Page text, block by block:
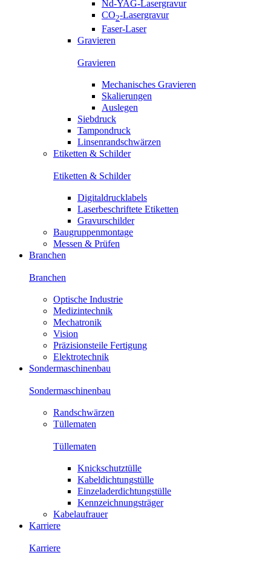
Nd-YAG-Lasergravur
CO2-Lasergravur
Faser-Laser
Gravieren
Gravieren
Mechanisches Gravieren
Skalierungen
Auslegen
Siebdruck
Tampondruck
Linsenrandschwärzen
Etiketten & Schilder
Etiketten & Schilder
Digitaldrucklabels
Laserbeschriftete Etiketten
Gravurschilder
Baugruppenmontage
Messen & Prüfen
Branchen
Branchen
Optische Industrie
Medizintechnik
Mechatronik
Vision
Präzisionsteile Fertigung
Elektrotechnik
Sondermaschinenbau
Sondermaschinenbau
Randschwärzen
Tüllematen
Tüllematen
Knickschutztülle
Kabeldichtungstülle
Einzeladerdichtungstülle
Kennzeichnungsträger
Kabelaufrauer
Karriere
Karriere